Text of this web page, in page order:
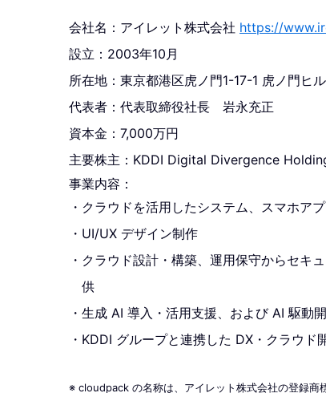
会社名：アイレット株式会社 https://
設立：2003年10月
所在地：東京都港区虎ノ門1-17-1 虎ノ門ヒ
代表者：代表取締役社長 岩永充正
資本金：7,000万円
主要株主：KDDI Digital Divergence
事業内容：
クラウドを活用したシステム、スマホア
UI/UX デザイン制作
クラウド設計・構築、運用保守からセキ
供
生成 AI 導入・活用支援、および AI 駆動
KDDI グループと連携した DX・クラウド
※ cloudpack の名称は、アイレット株式会社の登録商